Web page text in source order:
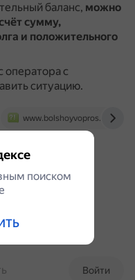
баланс, можно
сумму,
и положительного
оператора с
ситуацию.
www.bolshoyvopros.ru
Войти
поиском